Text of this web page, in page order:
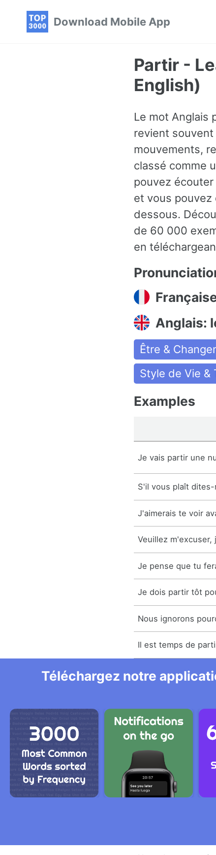
Download Mobile App
Partir -
English)
Le mot Anglais
revient
mouvements,
classé comme
pouvez
et vous pouvez
dessous.
de 60 000
en
Anglais:
Être &
Style de Vie &
Examples
Je vais partir une
S'il vous plaît
J'aimerais te voir
Veuillez m'excuser,
Je pense que tu
Je dois partir tôt
Nous ignorons
Il est temps de
Téléchargez notre